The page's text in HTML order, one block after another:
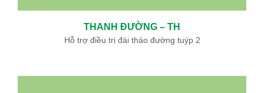
THANH ĐƯỜNG – TH
Hỗ trợ điều trị đái tháo đường tuýp 2